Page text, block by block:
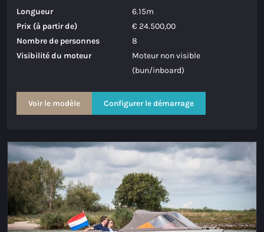
Longueur
6.15m
Prix (à partir de)
€ 24.500,00
Nombre de personnes
8
Visibilité du moteur
Moteur non visible
(bun/inboard)
Voir le modèle Configurer le démarrage